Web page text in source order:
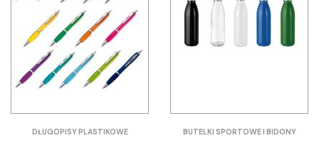
DŁUGOPISY PLASTIKOWE BUTELKI SPORTOWE I BIDONY